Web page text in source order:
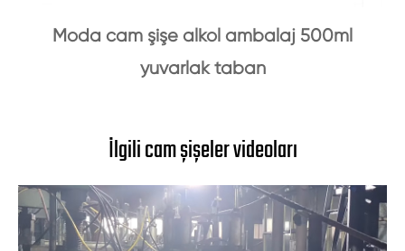
Moda cam şişe alkol ambalaj 500ml
yuvarlak taban
İlgili cam şişeler videoları